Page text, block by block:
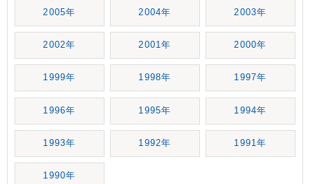
2005年 2004年 2003年
2002年 2001年 2000年
1999年 1998年 1997年
1996年 1995年 1994年
1993年 1992年 1991年
1990年